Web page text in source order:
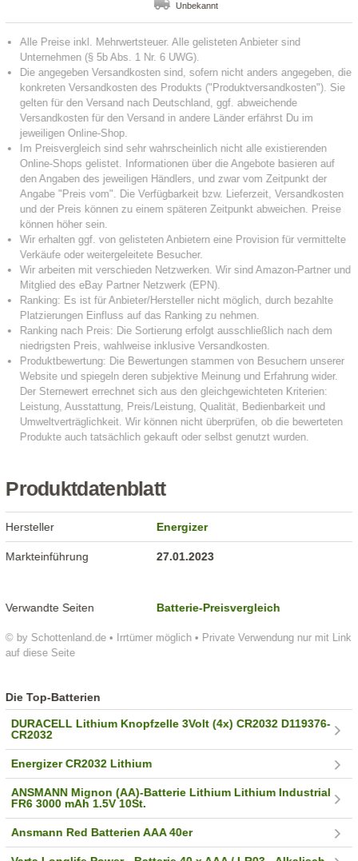
Unbekannt
Produktdatenblatt
© by Schottenland.de • Irrtümer möglich • Private Verwendung nur mit Link
auf diese Seite
Hersteller Energizer
Markteinführung 27.01.2023
Verwandte Seiten Batterie-Preisvergleich
Die Top-Batterien
DURACELL Lithium Knopfzelle 3Volt (4x) CR2032 D119376-
CR2032
Energizer CR2032 Lithium
ANSMANN Mignon (AA)-Batterie Lithium Lithium Industrial
FR6 3000 mAh 1.5V 10St.
Ansmann Red Batterien AAA 40er